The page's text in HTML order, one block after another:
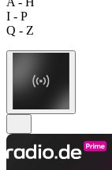
I - P
Q - Z